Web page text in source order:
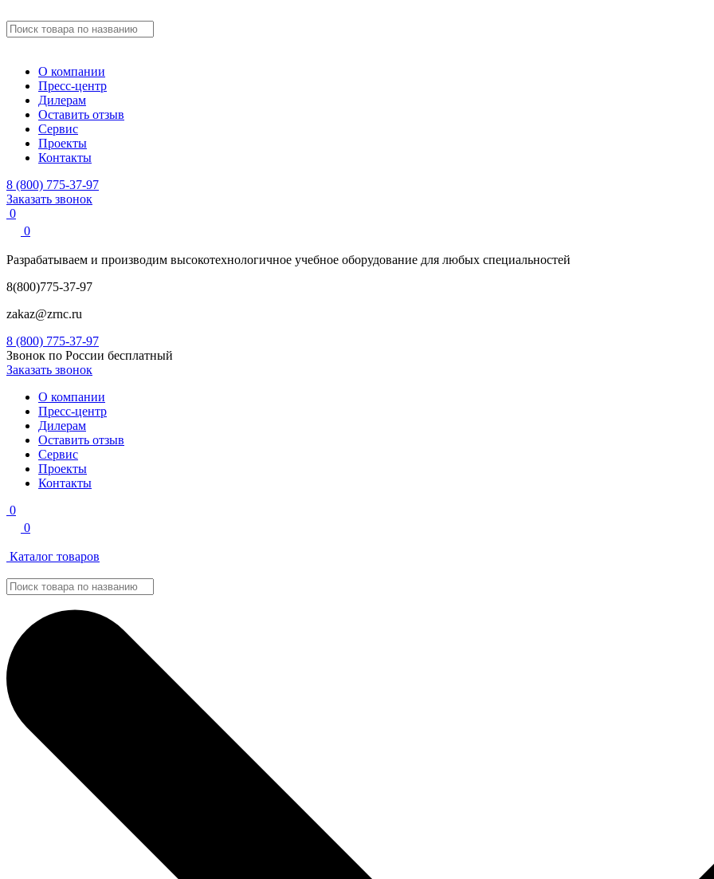
О компании
Пресс-центр
Дилерам
Оставить отзыв
Сервис
Проекты
Контакты
8 (800) 775-37-97
Заказать звонок
0
0
Разрабатываем и производим высокотехнологичное учебное оборудование для любых специальностей
8(800)775-37-97
zakaz@zrnc.ru
8 (800) 775-37-97
Звонок по России бесплатный
Заказать звонок
О компании
Пресс-центр
Дилерам
Оставить отзыв
Сервис
Проекты
Контакты
0
0
Каталог товаров